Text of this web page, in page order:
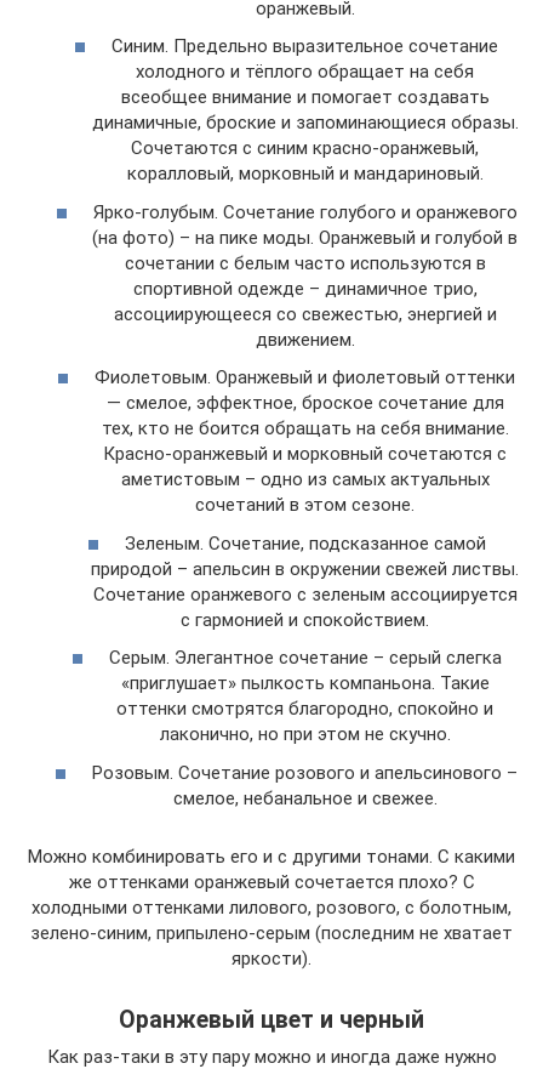
оранжевый.
Синим. Предельно выразительное сочетание
холодного и тёплого обращает на себя
всеобщее внимание и помогает создавать
динамичные, броские и запоминающиеся образы.
Сочетаются с синим красно-оранжевый,
коралловый, морковный и мандариновый.
Ярко-голубым. Сочетание голубого и оранжевого
(на фото) – на пике моды. Оранжевый и голубой в
сочетании с белым часто используются в
спортивной одежде – динамичное трио,
ассоциирующееся со свежестью, энергией и
движением.
Фиолетовым. Оранжевый и фиолетовый оттенки
— смелое, эффектное, броское сочетание для
тех, кто не боится обращать на себя внимание.
Красно-оранжевый и морковный сочетаются с
аметистовым – одно из самых актуальных
сочетаний в этом сезоне.
Зеленым. Сочетание, подсказанное самой
природой – апельсин в окружении свежей листвы.
Сочетание оранжевого с зеленым ассоциируется
с гармонией и спокойствием.
Серым. Элегантное сочетание – серый слегка
«приглушает» пылкость компаньона. Такие
оттенки смотрятся благородно, спокойно и
лаконично, но при этом не скучно.
Розовым. Сочетание розового и апельсинового –
смелое, небанальное и свежее.
Можно комбинировать его и с другими тонами. С какими
же оттенками оранжевый сочетается плохо? С
холодными оттенками лилового, розового, с болотным,
зелено-синим, припылено-серым (последним не хватает
яркости).
Оранжевый цвет и черный
Как раз-таки в эту пару можно и иногда даже нужно